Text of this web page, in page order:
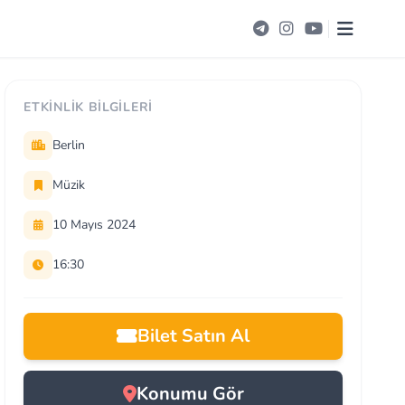
ETKINLIK BILGILERI
Berlin
Müzik
10 Mayıs 2024
16:30
Bilet Satın Al
Konumu Gör